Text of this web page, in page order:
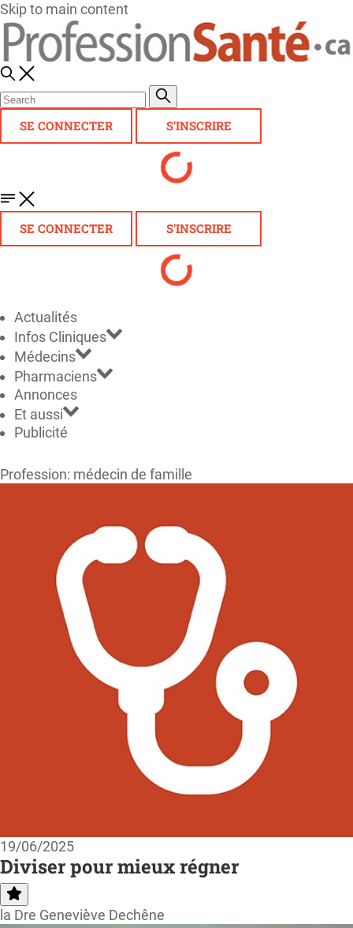
Skip to main content
SE CONNECTER S'INSCRIRE
SE CONNECTER S'INSCRIRE
Actualités
Infos Cliniques
Médecins
Pharmaciens
Annonces
Et aussi
Publicité
Profession: médecin de famille
19/06/2025
Diviser pour mieux régner
la Dre Geneviève Dechêne